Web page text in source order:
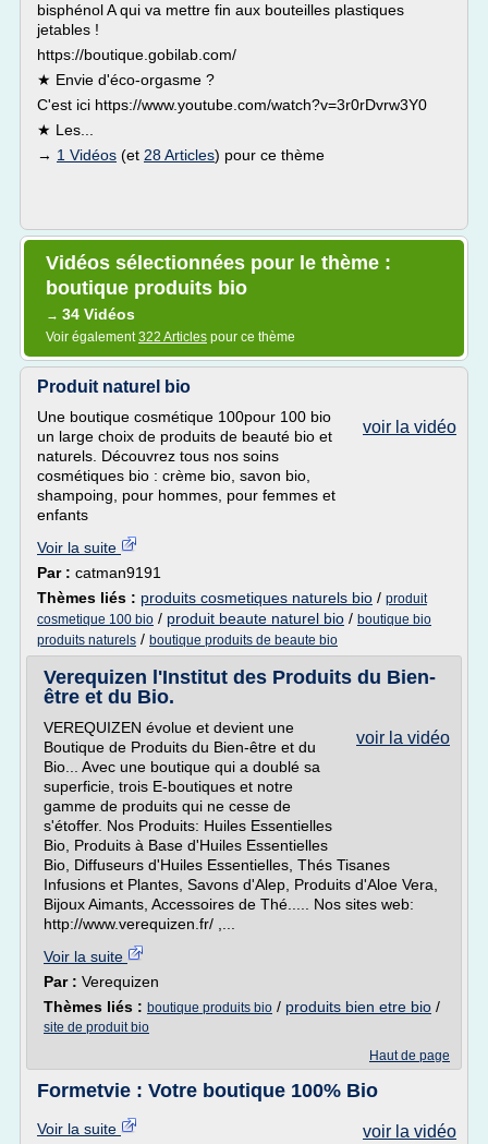
bisphénol A qui va mettre fin aux bouteilles plastiques
jetables !
https://boutique.gobilab.com/
★ Envie d'éco-orgasme ?
C'est ici https://www.youtube.com/watch?v=3r0rDvrw3Y0
★ Les...
→ 1 Vidéos (et 28 Articles) pour ce thème
Vidéos sélectionnées pour le thème :
boutique produits bio
→ 34 Vidéos
Voir également322 Articles pour ce thème
Produit naturel bio
voir la vidéo
Une boutique cosmétique 100pour 100 bio
un large choix de produits de beauté bio et
naturels. Découvrez tous nos soins
cosmétiques bio : crème bio, savon bio,
shampoing, pour hommes, pour femmes et
enfants
Voir la suite
Par : catman9191
Thèmes liés : produits cosmetiques naturels bio / produit
cosmetique 100 bio / produit beaute naturel bio / boutique bio
produits naturels / boutique produits de beaute bio
Verequizen l'Institut des Produits du Bien-
être et du Bio.
voir la vidéo
VEREQUIZEN évolue et devient une
Boutique de Produits du Bien-être et du
Bio... Avec une boutique qui a doublé sa
superficie, trois E-boutiques et notre
gamme de produits qui ne cesse de
s'étoffer. Nos Produits: Huiles Essentielles
Bio, Produits à Base d'Huiles Essentielles
Bio, Diffuseurs d'Huiles Essentielles, Thés Tisanes
Infusions et Plantes, Savons d'Alep, Produits d'Aloe Vera,
Bijoux Aimants, Accessoires de Thé..... Nos sites web:
http://www.verequizen.fr/ ,...
Voir la suite
Par : Verequizen
Thèmes liés : boutique produits bio / produits bien etre bio /
site de produit bio
Haut de page
Formetvie : Votre boutique 100% Bio
voir la vidéo
Voir la suite